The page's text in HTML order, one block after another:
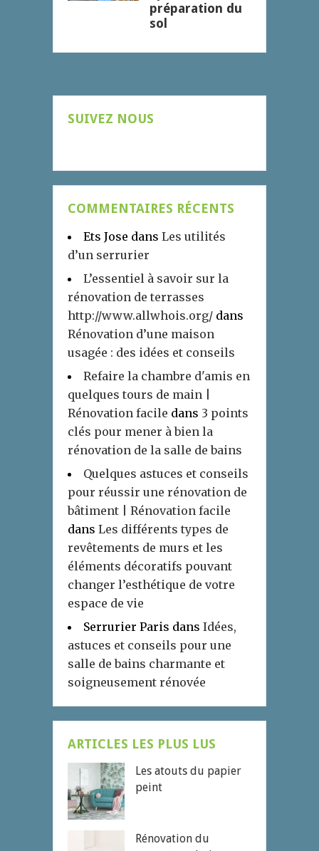
préparation du
sol
SUIVEZ NOUS
COMMENTAIRES RÉCENTS
Ets Jose dans Les utilités
d’un serrurier
L’essentiel à savoir sur la
rénovation de terrasses
http://www.allwhois.org/ dans
Rénovation d’une maison
usagée : des idées et conseils
Refaire la chambre d'amis en
quelques tours de main |
Rénovation facile dans 3 points
clés pour mener à bien la
rénovation de la salle de bains
Quelques astuces et conseils
pour réussir une rénovation de
bâtiment | Rénovation facile
dans Les différents types de
revêtements de murs et les
éléments décoratifs pouvant
changer l’esthétique de votre
espace de vie
Serrurier Paris dans Idées,
astuces et conseils pour une
salle de bains charmante et
soigneusement rénovée
ARTICLES LES PLUS LUS
Les atouts du papier
peint
Rénovation du